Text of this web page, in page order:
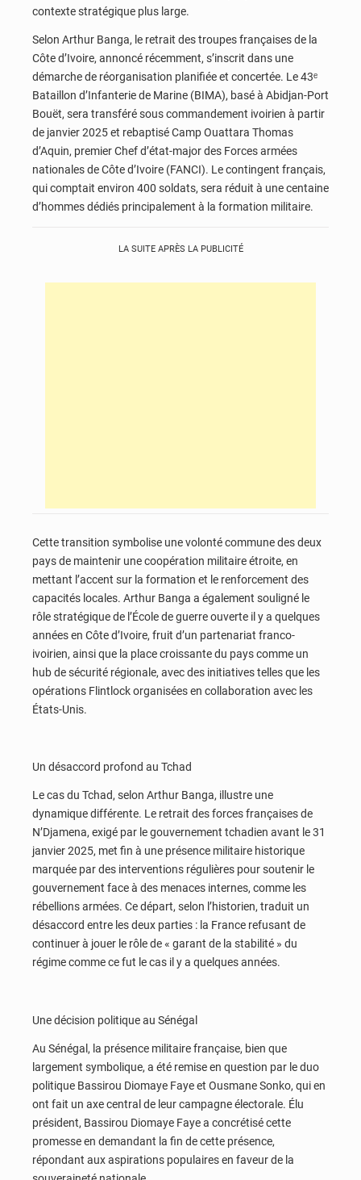
contexte stratégique plus large.
Selon Arthur Banga, le retrait des troupes françaises de la
Côte d’Ivoire, annoncé récemment, s’inscrit dans une
démarche de réorganisation planifiée et concertée. Le 43ᵉ
Bataillon d’Infanterie de Marine (BIMA), basé à Abidjan-Port
Bouët, sera transféré sous commandement ivoirien à partir
de janvier 2025 et rebaptisé Camp Ouattara Thomas
d’Aquin, premier Chef d’état-major des Forces armées
nationales de Côte d’Ivoire (FANCI). Le contingent français,
qui comptait environ 400 soldats, sera réduit à une centaine
d’hommes dédiés principalement à la formation militaire.
LA SUITE APRÈS LA PUBLICITÉ
Cette transition symbolise une volonté commune des deux
pays de maintenir une coopération militaire étroite, en
mettant l’accent sur la formation et le renforcement des
capacités locales. Arthur Banga a également souligné le
rôle stratégique de l’École de guerre ouverte il y a quelques
années en Côte d’Ivoire, fruit d’un partenariat franco-
ivoirien, ainsi que la place croissante du pays comme un
hub de sécurité régionale, avec des initiatives telles que les
opérations Flintlock organisées en collaboration avec les
États-Unis.
Un désaccord profond au Tchad
Le cas du Tchad, selon Arthur Banga, illustre une
dynamique différente. Le retrait des forces françaises de
N’Djamena, exigé par le gouvernement tchadien avant le 31
janvier 2025, met fin à une présence militaire historique
marquée par des interventions régulières pour soutenir le
gouvernement face à des menaces internes, comme les
rébellions armées. Ce départ, selon l’historien, traduit un
désaccord entre les deux parties : la France refusant de
continuer à jouer le rôle de « garant de la stabilité » du
régime comme ce fut le cas il y a quelques années.
Une décision politique au Sénégal
Au Sénégal, la présence militaire française, bien que
largement symbolique, a été remise en question par le duo
politique Bassirou Diomaye Faye et Ousmane Sonko, qui en
ont fait un axe central de leur campagne électorale. Élu
président, Bassirou Diomaye Faye a concrétisé cette
promesse en demandant la fin de cette présence,
répondant aux aspirations populaires en faveur de la